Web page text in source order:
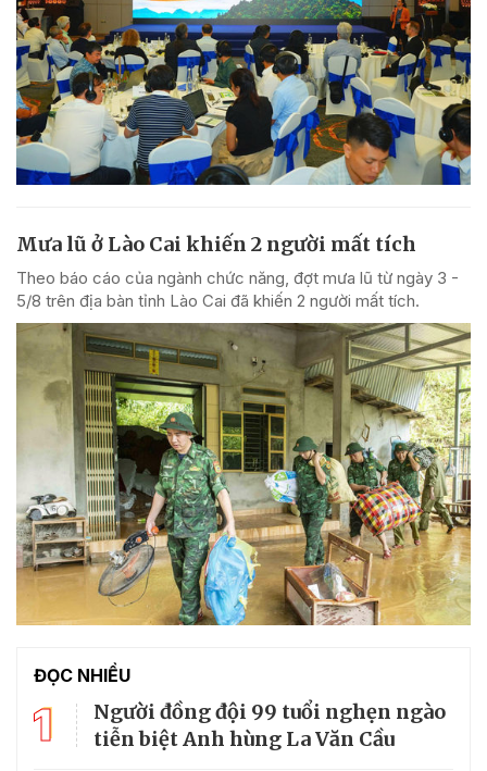
Mưa lũ ở Lào Cai khiến 2 người mất tích
Theo báo cáo của ngành chức năng, đợt mưa lũ từ ngày 3 -
5/8 trên địa bàn tỉnh Lào Cai đã khiến 2 người mất tích.
ĐỌC NHIỀU
1
Người đồng đội 99 tuổi nghẹn ngào
tiễn biệt Anh hùng La Văn Cầu